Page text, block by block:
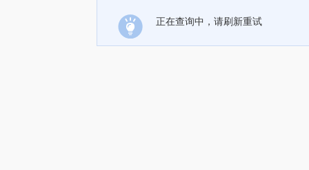
正在查询中，请刷新重试